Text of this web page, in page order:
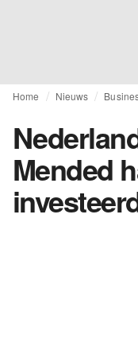
Home Nieuws
Mended